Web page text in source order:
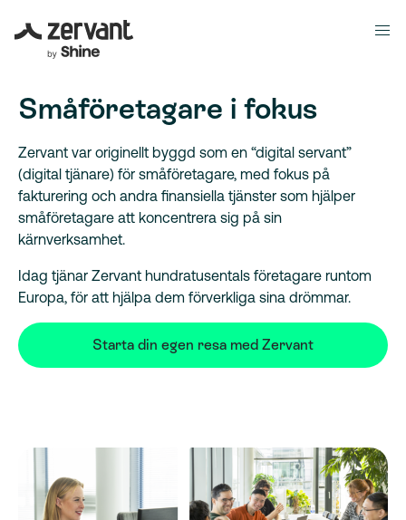
Småföretagare i fokus
Zervant var originellt byggd som en “digital servant”
(digital tjänare) för småföretagare, med fokus på
fakturering och andra finansiella tjänster som hjälper
småföretagare att koncentrera sig på sin
kärnverksamhet.
Idag tjänar Zervant hundratusentals företagare runtom
Europa, för att hjälpa dem förverkliga sina drömmar.
Starta din egen resa med Zervant